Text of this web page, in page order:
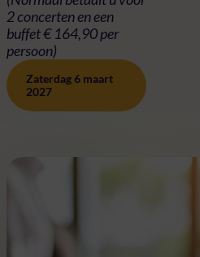
2 concerten en een
buffet € 164,90 per
persoon)
Zaterdag 6 maart
2027